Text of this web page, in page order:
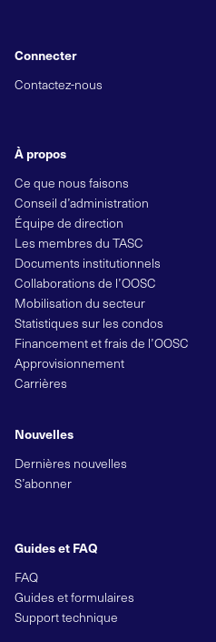
À propos
Ce que nous faisons
Conseil d’administration
Équipe de direction
Les membres du TASC
Documents institutionnels
Collaborations de l’OOSC
Mobilisation du secteur
Statistiques sur les condos
Financement et frais de l’OOSC
Approvisionnement
Carrières
Nouvelles
Dernières nouvelles
S’abonner
Guides et FAQ
FAQ
Guides et formulaires
Support technique
Connecter
Contactez-nous